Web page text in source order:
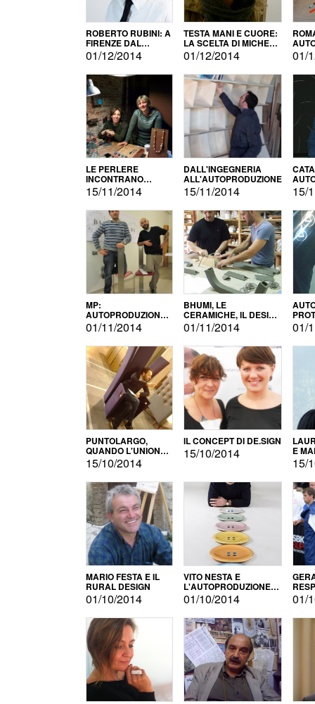
ROBERTO RUBINI: A
FIRENZE DAL
PRODOTTO ALLA
PROMOZIONE
01/12/2014
TESTA MANI E CUORE:
LA SCELTA DI MICHELE
BARBERIO
01/12/2014 01/
LE PERLERE
INCONTRANO
L'AUTOPRODUZIONE
15/11/2014
DALL'INGEGNERIA
ALL'AUTOPRODUZIONE
15/11/2014 15/
MP:
AUTOPRODUZIONE
E INNOVAZIONE
01/11/2014
BHUMI, LE
CERAMICHE, IL DESIGN
E L'AUTOPRODUZIONE
01/11/2014 01/
PUNTOLARGO,
QUANDO L'UNIONE
FA LA FORZA E
VINCE
15/10/2014
IL CONCEPT DI DE.SIGN
15/10/2014 E
15/
MARIO FESTA E IL
RURAL DESIGN
01/10/2014
VITO NESTA E
L'AUTOPRODUZIONE
COME RECUPERO DEI
SIMBOLI
01/10/2014 01/